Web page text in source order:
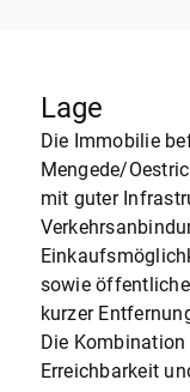
Lage
Die Immobilie
Mengede/
mit guter
sowie
kurzer
Die
Erreichbarkeit